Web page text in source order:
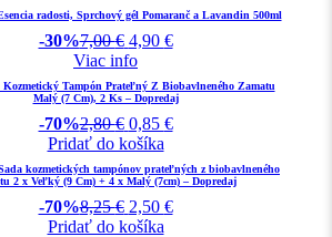
radosti, Sprchový gél Pomaranč a Lavandin 500ml
-30%7,00€ 4,90 €
Viac info
Kozmetický Tampón Prateľný Z Biobavlneného Zamatu
Malý (7 Cm), 2 Ks – Dopredaj
-70%2,80€ 0,85 €
Pridať do košíka
kozmetických tampónov prateľných z biobavlneného
2 x Veľký (9 Cm) + 4 x Malý (7cm) – Dopredaj
-70%8,25€ 2,50 €
Pridať do košíka